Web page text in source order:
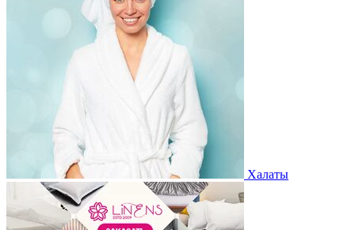
Халаты